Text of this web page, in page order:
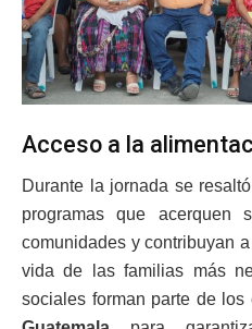
Acceso a la
Durante la jornada se
programas que acerquen
comunidades y contribuyan
vida de las familias más
sociales forman parte de los